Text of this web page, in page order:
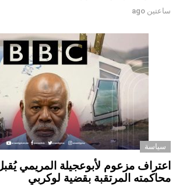
ساعتين ago
سياسة
اعتراف مزعوم لأبوعجيلة المريمي
محاكمته المرتقبة بقضية لوكربي